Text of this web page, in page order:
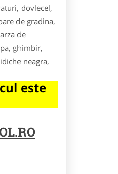
dovlecel,
de gradina,
de
ghimbir,
neagra,
este